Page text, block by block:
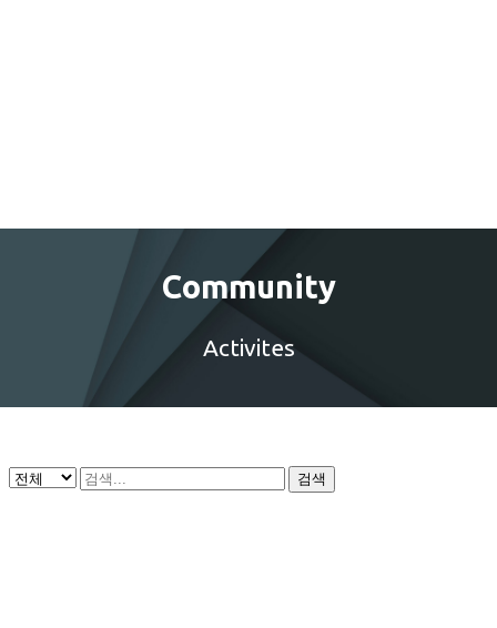
Community
Activites
검색